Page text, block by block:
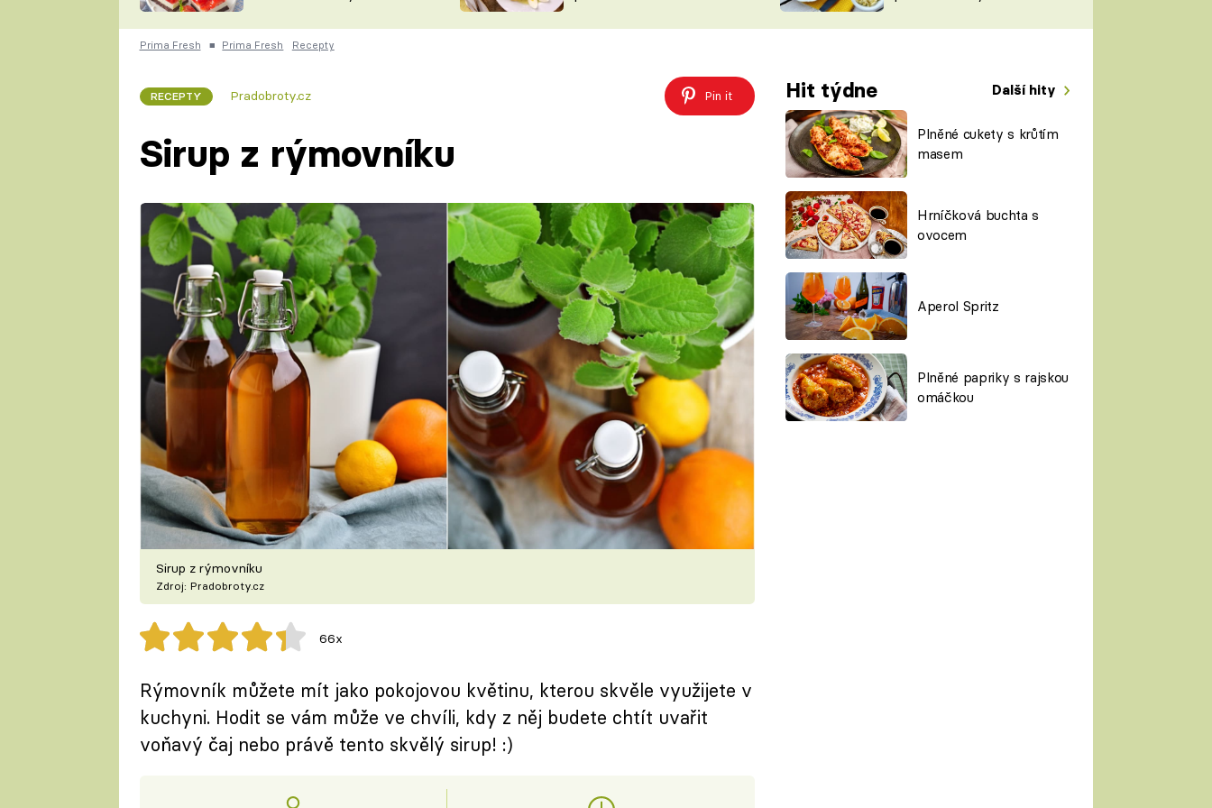
ČESKO NA TALÍŘI
KUCHAŘKA
VYCHYTÁVKY
ŠÉFREDAKTORKY
ČASOPIS
Prima Fresh ■ Prima Fresh Recepty
RECEPTY Pradobroty.cz Pin it Hit týdne Další hity
Plněné cukety s krůtím
masem
Hrníčková buchta s
ovocem
Aperol Spritz
Plněné papriky s rajskou
omáčkou
Sirup z rýmovníku
Sirup z rýmovníku
Zdroj: Pradobroty.cz
66x
Rýmovník můžete mít jako pokojovou květinu, kterou skvěle využijete v
kuchyni. Hodit se vám může ve chvíli, kdy z něj budete chtít uvařit
voňavý čaj nebo právě tento skvělý sirup! :)